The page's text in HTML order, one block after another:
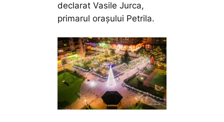
declarat Vasile Jurca,
primarul orașului Petrila.